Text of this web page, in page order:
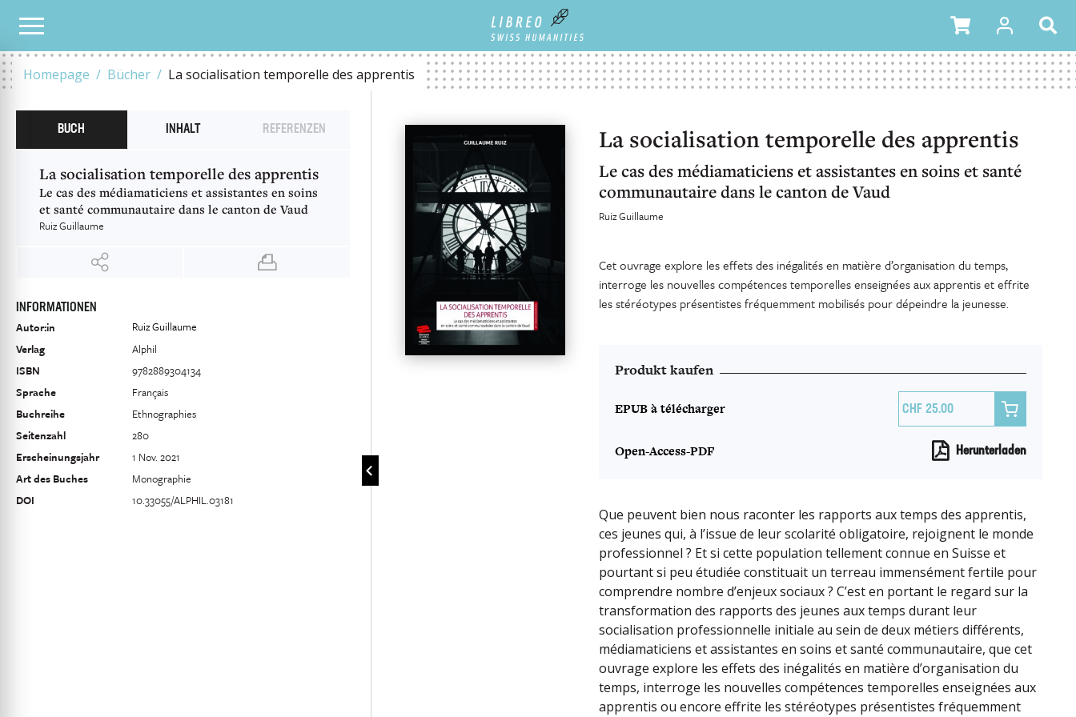
Homepage Bücher La socialisation temporelle des apprentis
UNSER KATALOG
La socialisation temporelle des apprentis
Le cas des médiamaticiens et assistantes en soins et santé
communautaire dans le canton de Vaud
Ruiz Guillaume
Cet ouvrage explore les effets des inégalités en matière d’organisation du temps,
interroge les nouvelles compétences temporelles enseignées aux apprentis et effrite
les stéréotypes présentistes fréquemment mobilisés pour dépeindre la jeunesse.
Produkt kaufen
EPUB à télécharger 25.00 
Open-Access-PDF Herunterladen
Que peuvent bien nous raconter les rapports aux temps des apprentis,
ces jeunes qui, à l’issue de leur scolarité obligatoire, rejoignent le monde
professionnel ? Et si cette population tellement connue en Suisse et
pourtant si peu étudiée constituait un terreau immensément fertile pour
comprendre nombre d’enjeux sociaux ? C’est en portant le regard sur la
transformation des rapports des jeunes aux temps durant leur
socialisation professionnelle initiale au sein de deux métiers différents,
médiamaticiens et assistantes en soins et santé communautaire, que cet
ouvrage explore les effets des inégalités en matière d’organisation du
temps, interroge les nouvelles compétences temporelles enseignées aux
apprentis ou encore effrite les stéréotypes présentistes fréquemment
BUCH INHALT REFERENZEN
La socialisation temporelle des apprentis
Le cas des médiamaticiens et assistantes en soins
et santé communautaire dans le canton de Vaud
Ruiz Guillaume
INFORMATIONEN
Autor:in
Ruiz Guillaume
Verlag
Alphil
ISBN
9782889304134
Sprache
Français
Buchreihe
Ethnographies
Seitenzahl
280
Erscheinungsjahr
1 Nov. 2021
Art des Buches
Monographie
DOI
10.33055/ALPHIL.03181